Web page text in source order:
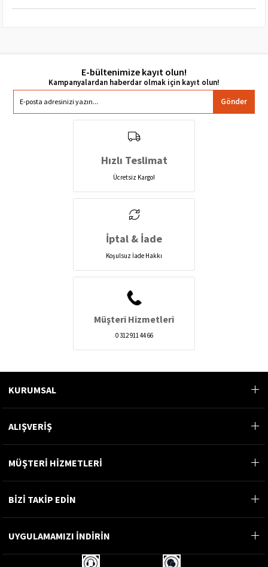
E-bültenimize kayıt olun!
Gönder
Hızlı Teslimat
Ücretsiz Kargo!
İptal & İade
Koşulsuz İade Hakkı
Müşteri Hizmetleri
0 312 911 44 66
KURUMSAL
ALIŞVERİŞ
MÜŞTERİ HİZMETLERİ
BİZİ TAKİP EDİN
UYGULAMAMIZI İNDİRİN